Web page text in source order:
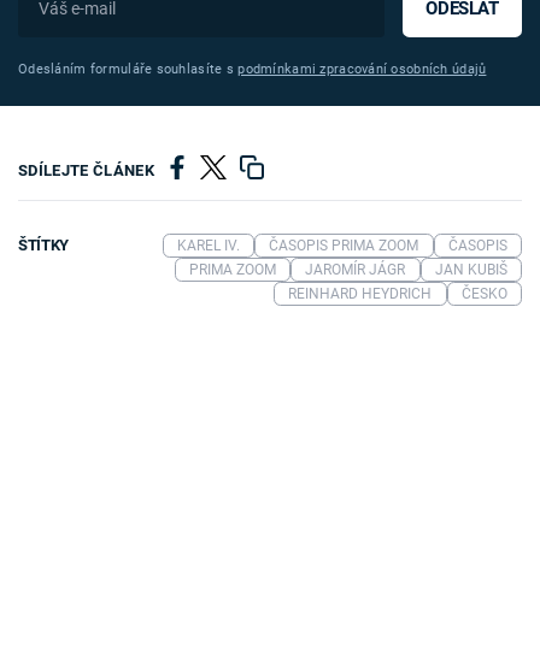
ODESLAT
Odesláním formuláře souhlasíte spodmínkami zpracování osobních údajů
SDÍLEJTE ČLÁNEK
ŠTÍTKY KAREL IV. ČASOPIS PRIMA ZOOM
ČASOPIS
PRIMA ZOOM
JAROMÍR JÁGR
JAN KUBIŠ
REINHARD HEYDRICH
ČESKO